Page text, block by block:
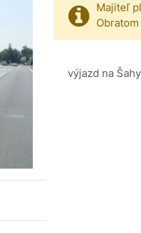
Majiteľ
výjazd na